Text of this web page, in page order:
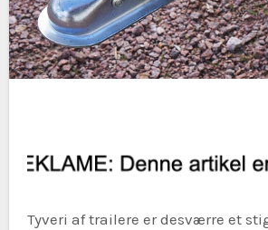
Tyveri af trailere er desværre et stigende problem i